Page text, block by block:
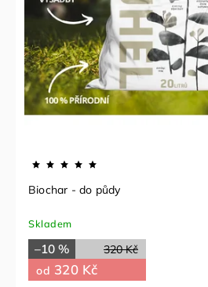
Biochar - do půdy
Skladem
320 Kč
–10 %
od 320 Kč